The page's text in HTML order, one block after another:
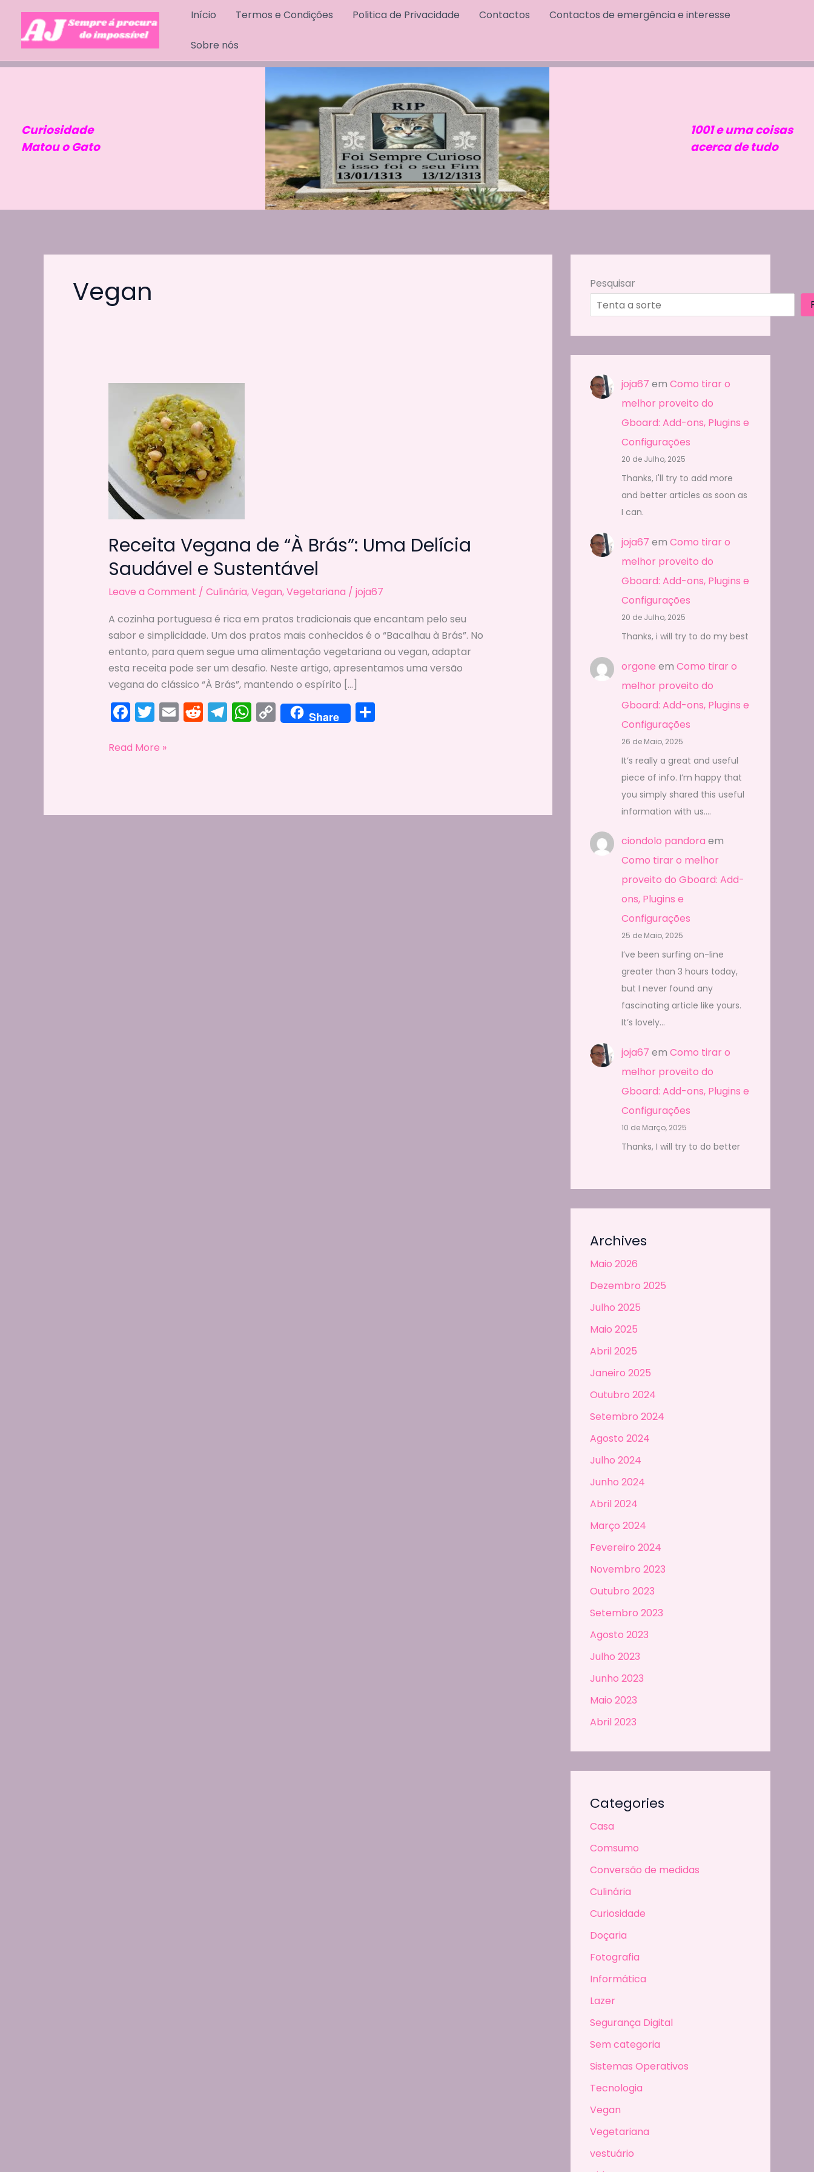
content
Início Termos e Condições Politica de Privacidade Contactos Contactos de emergência e interesse
Sobre nós
Curiosidade
Matou o Gato
1001 e uma coisas
acerca de tudo
Vegan
Receita Vegana de “À Brás”: Uma Delícia
Saudável e Sustentável
Leave a Comment / Culinária,Vegan,Vegetariana / joja67
A cozinha portuguesa é rica em pratos tradicionais que encantam pelo seu
sabor e simplicidade. Um dos pratos mais conhecidos é o “Bacalhau à Brás”. No
entanto, para quem segue uma alimentação vegetariana ou vegan, adaptar
esta receita pode ser um desafio. Neste artigo, apresentamos uma versão
vegana do clássico “À Brás”, mantendo o espírito […]
F
a
c
o
T
w
itt
E
m
R
e
T
el
m
W
h
p
C
o
n
Share S
Receita
Brás”:
Read More »
Pesquisar
joja67 em Como tirar o
melhor proveito do
Gboard: Add-ons, Plugins e
Configurações
20 de Julho, 2025
Thanks, I'll try to add more
and better articles as soon as
I can.
joja67 em Como tirar o
melhor proveito do
Gboard: Add-ons, Plugins e
Configurações
20 de Julho, 2025
Thanks, i will try to do my best
orgone em Como tirar o
melhor proveito do
Gboard: Add-ons, Plugins e
Configurações
26 de Maio, 2025
It’s really a great and useful
piece of info. I’m happy that
you simply shared this useful
information with us.…
ciondolo pandora em
Como tirar o melhor
proveito do Gboard: Add-
ons, Plugins e
Configurações
25 de Maio, 2025
I’ve been surfing on-line
greater than 3 hours today,
but I never found any
fascinating article like yours.
It’s lovely…
joja67 em Como tirar o
melhor proveito do
Gboard: Add-ons, Plugins e
Configurações
10 de Março, 2025
Thanks, I will try to do better
Archives
Maio 2026
Dezembro 2025
Julho 2025
Maio 2025
Abril 2025
Janeiro 2025
Outubro 2024
Setembro 2024
Agosto 2024
Julho 2024
Junho 2024
Abril 2024
Março 2024
Fevereiro 2024
Novembro 2023
Outubro 2023
Setembro 2023
Agosto 2023
Julho 2023
Junho 2023
Maio 2023
Abril 2023
Categories
Casa
Comsumo
Conversão de medidas
Culinária
Curiosidade
Doçaria
Fotografia
Informática
Lazer
Segurança Digital
Sem categoria
Sistemas Operativos
Tecnologia
Vegan
Vegetariana
vestuário